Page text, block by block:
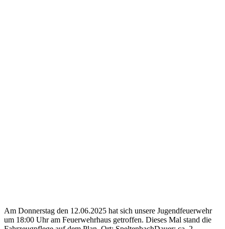
Am Donnerstag den 12.06.2025 hat sich unsere Jugendfeuerwehr
um 18:00 Uhr am Feuerwehrhaus getroffen. Dieses Mal stand die